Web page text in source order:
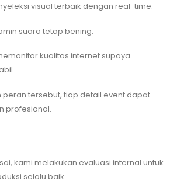
visual terbaik dengan real-time.
suara tetap bening.
kualitas internet supaya
peran tersebut, tiap detail event dapat
profesional.
kami melakukan evaluasi internal untuk
selalu baik.